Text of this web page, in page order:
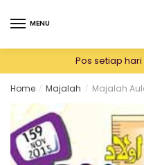
to
to
MENU
Pos setiap
Home / Majalah / Majalah